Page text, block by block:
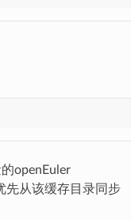
openEuler
先从该缓存目录同步